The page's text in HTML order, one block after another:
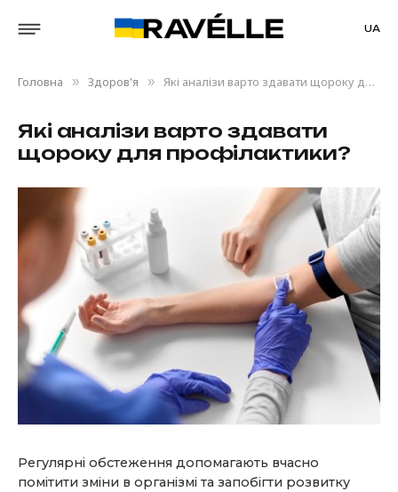
UA
Головна » Здоров'я » Які аналізи варто здавати щороку для профілактики?
Які аналізи варто здавати
щороку для профілактики?
Регулярні обстеження допомагають вчасно
помітити зміни в організмі та запобігти розвитку